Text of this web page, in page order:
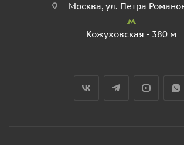
Москва, ул. Петра
Кожуховская - 380 м